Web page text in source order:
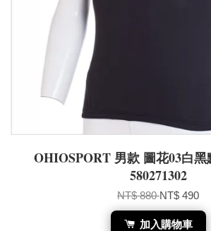
OHIOSPORT 男款 圖花03白
580271302
NT$ 880NT$ 490
加入購物車